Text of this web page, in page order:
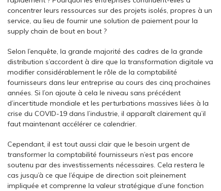
concentrer leurs ressources sur des projets isolés, propres à un
service, au lieu de fournir une solution de paiement pour la
supply chain de bout en bout ?
Selon l’enquête, la grande majorité des cadres de la grande
distribution s’accordent à dire que la transformation digitale va
modifier considérablement le rôle de la comptabilité
fournisseurs dans leur entreprise au cours des cinq prochaines
années. Si l’on ajoute à cela le niveau sans précédent
d’incertitude mondiale et les perturbations massives liées à la
crise du COVID-19 dans l’industrie, il apparaît clairement qu’il
faut maintenant accélérer ce calendrier.
Cependant, il est tout aussi clair que le besoin urgent de
transformer la comptabilité fournisseurs n’est pas encore
soutenu par des investissements nécessaires. Cela restera le
cas jusqu’à ce que l’équipe de direction soit pleinement
impliquée et comprenne la valeur stratégique d’une fonction